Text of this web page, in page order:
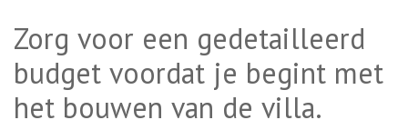
Zorg voor een gedetailleerd
budget voordat je begint met
het bouwen van de villa.